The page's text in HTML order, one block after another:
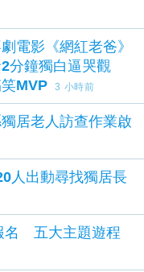
電影《網紅老爸》
分鐘獨白逼哭觀
MVP
3 小時前
居老人訪查作業啟
人出動尋找獨居長
名 五大主題遊程